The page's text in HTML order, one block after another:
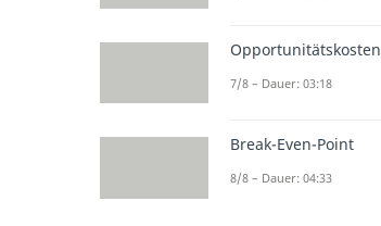
Opportunitätskosten
7/8 – Dauer: 03:18
Break-Even-Point
8/8 – Dauer: 04:33